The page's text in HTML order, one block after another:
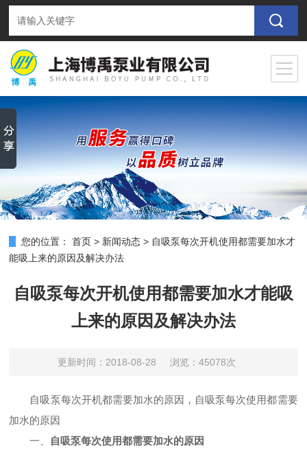
您的位置： 首页 > 新闻动态 > 自吸泵每次开机使用都需要加水才
能吸上来的原因及解决办法
自吸泵每次开机使用都需要加水才能吸
上来的原因及解决办法
更新时间：2018-08-28 浏览：45078次
自吸泵每次开机都需要加水的原因，自吸泵每次使用都需要
加水的原因
一、 自吸泵每次使用都需要加水的原因